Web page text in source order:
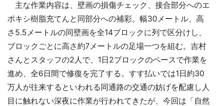
主な作業内容は、壁画の損傷チェック、接合部分へのエ
ポキシ樹脂充てんと同部分への補彩。幅30メートル、高
さ5.5メートルの同壁画を全14ブロックに列で区分けし、
ブロックごとに高さ約7メートルの足場一つを組む。吉村
さんとスタッフの2人で、1日2ブロックのペースで作業を
進め、全6日間で修復を完了する。すす払いでは1日約30
万人が往来するといわれる同通路の交通の妨げを配慮し人
目に触れない深夜に作業が行われてきたが、今回は「自然